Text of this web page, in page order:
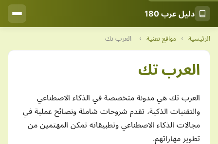
دليل عرب 180
الرئيسية › مواقع تقنية › العرب تك
العرب تك
العرب تك هي مدونة متخصصة في الذكاء الاصطناعي
والتقنيات الذكية، تقدم شروحات شاملة ونصائح عملية في
مجالات الذكاء الاصطناعي وتطبيقاته تمكن المهتمين من
تطوير مهاراتهم.